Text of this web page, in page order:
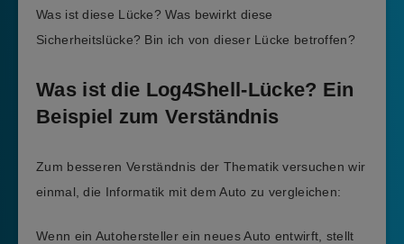
Was ist diese Lücke? Was bewirkt diese
Sicherheitslücke? Bin ich von dieser Lücke betroffen?
Was ist die Log4Shell-Lücke? Ein
Beispiel zum Verständnis
Zum besseren Verständnis der Thematik versuchen wir
einmal, die Informatik mit dem Auto zu vergleichen:
Wenn ein Autohersteller ein neues Auto entwirft, stellt